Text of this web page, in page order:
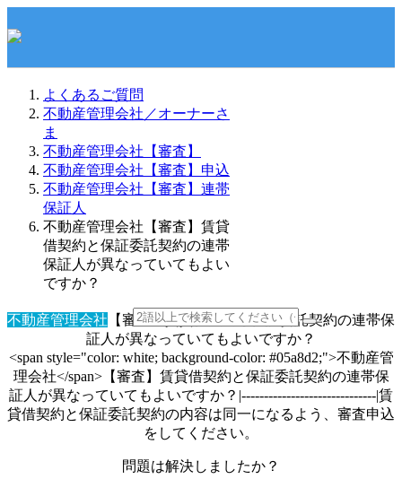
よくあるご質問
不動産管理会社／オーナーさ
ま
不動産管理会社【審査】
不動産管理会社【審査】申込
不動産管理会社【審査】連帯
保証人
不動産管理会社【審査】賃貸
借契約と保証委託契約の連帯
保証人が異なっていてもよい
ですか？
不動産管理会社 【審査】賃貸借契約と保証委託契約の連帯保
証人が異なっていてもよいですか？
<span style="color: white; background-color: #05a8d2;">不動産管
理会社</span>【審査】賃貸借契約と保証委託契約の連帯保
証人が異なっていてもよいですか？|------------------------------|賃
貸借契約と保証委託契約の内容は同一になるよう、審査申込
をしてください。
問題は解決しましたか？